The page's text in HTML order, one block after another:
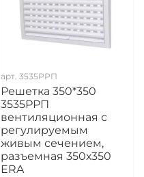
арт. 3535РРП
Решетка 350*350
3535РРП
вентиляционная с
регулируемым
живым сечением,
разъемная 350х350
ERA